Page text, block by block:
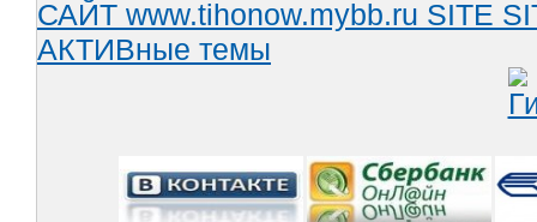
САЙТ www.tihonow.mybb.ru SITE
АКТИВные темы